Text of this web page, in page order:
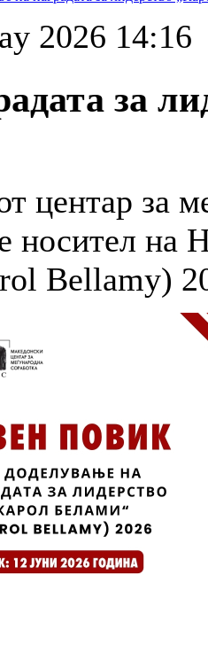
2026 14:16
за
центар за
носител на
Bellamy)